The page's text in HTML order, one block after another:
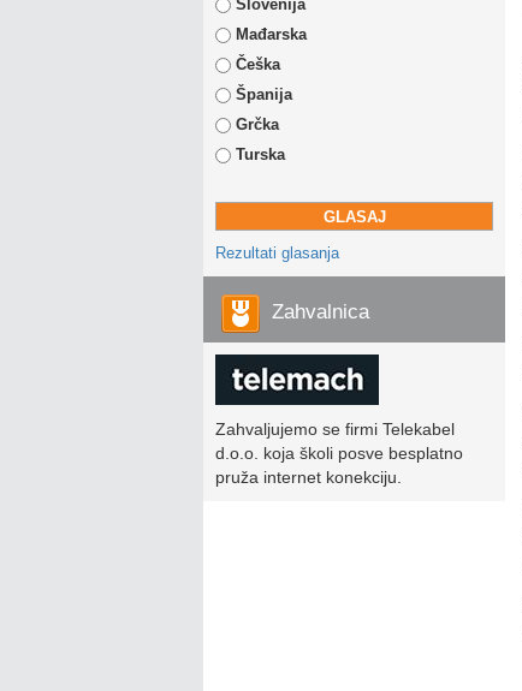
Slovenija
Mađarska
Češka
Španija
Grčka
Turska
Rezultati glasanja
Zahvalnica
Zahvaljujemo se firmi Telekabel
d.o.o. koja školi posve besplatno
pruža internet konekciju.